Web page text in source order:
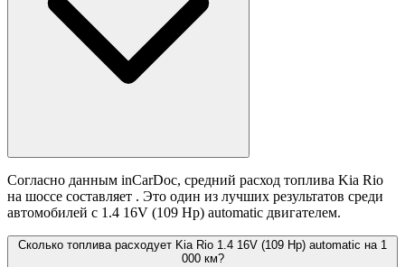
Согласно данным inCarDoc, средний расход топлива Kia Rio
на шоссе составляет . Это один из лучших результатов среди
автомобилей с 1.4 16V (109 Hp) automatic двигателем.
Сколько топлива расходует Kia Rio 1.4 16V (109 Hp) automatic на 1
000 км?